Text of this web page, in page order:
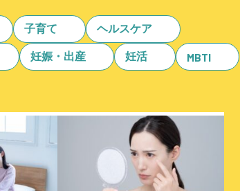
子育て ヘルスケア
妊娠・出産 妊活 MBTI